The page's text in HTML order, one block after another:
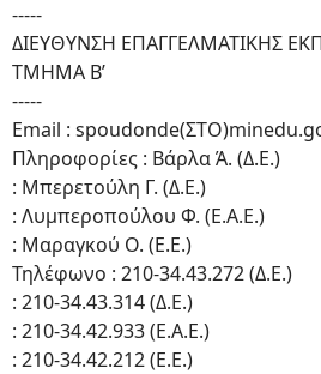
-----
ΔΙΕΥΘΥΝΣΗ ΕΠΑΓΓΕΛΜΑΤΙΚΗΣ
ΤΜΗΜΑ Β’
-----
Email :
Πληροφορίες : Βάρλα Ά. (Δ.Ε.)
: Μπερετούλη Γ. (Δ.Ε.)
: Λυμπεροπούλου Φ. (Ε.Α.Ε.)
: Μαραγκού Ο. (Ε.Ε.)
Τηλέφωνο : 210-34.43.272 (Δ.Ε.)
: 210-34.43.314 (Δ.Ε.)
: 210-34.42.933 (Ε.Α.Ε.)
: 210-34.42.212 (Ε.Ε.)